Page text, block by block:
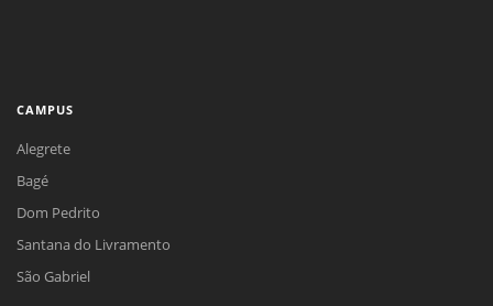
CAMPUS
Alegrete
Bagé
Dom Pedrito
Santana do Livramento
São Gabriel